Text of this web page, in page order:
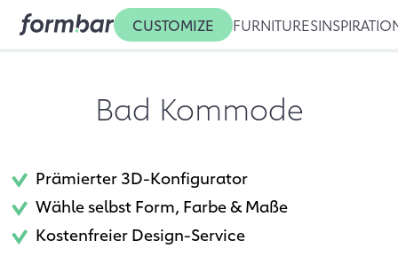
CUSTOMIZE FURNITURES
Bad Kommode
Prämierter 3D-Konfigurator
Wähle selbst Form, Farbe & Maße
Kostenfreier Design-Service